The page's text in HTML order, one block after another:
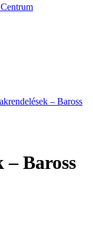
– Baross
Baross